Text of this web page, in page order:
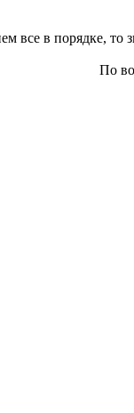
все в порядке, то
По